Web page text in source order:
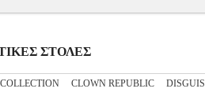
ΣΤΟΛΕΣ
CLOWN REPUBLIC